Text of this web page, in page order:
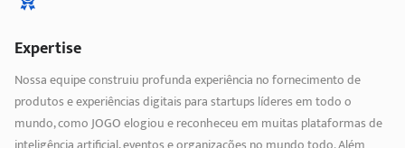
Expertise
Nossa equipe construiu profunda experiência no fornecimento de
produtos e experiências digitais para startups líderes em todo o
mundo, como JOGO elogiou e reconheceu em muitas plataformas de